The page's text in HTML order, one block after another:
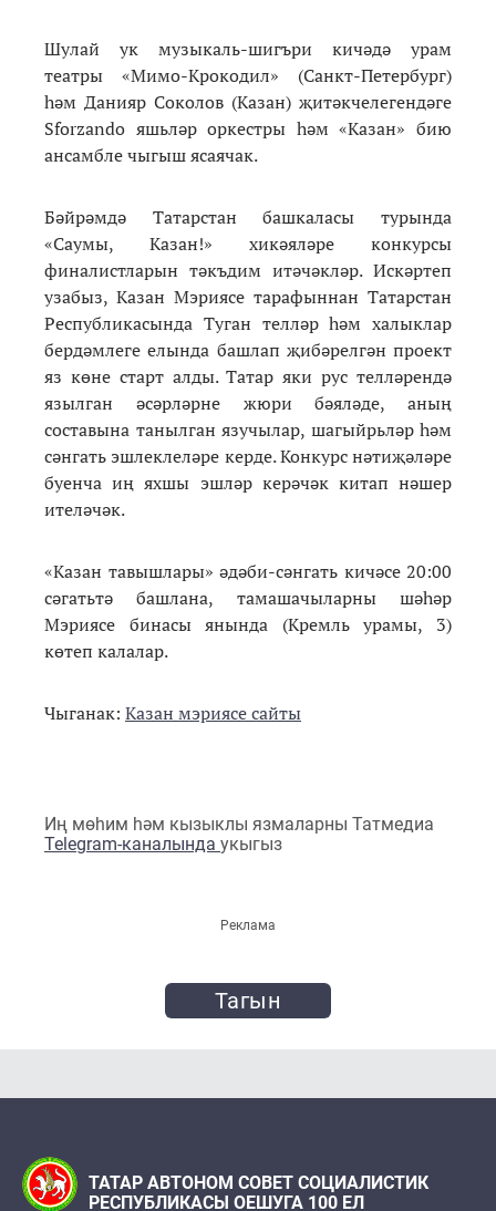
Шулай ук музыкаль-шигъри кичәдә урам
театры «Мимо-Крокодил» (Санкт-Петербург)
һәм Данияр Соколов (Казан) җитәкчелегендәге
Sforzando яшьләр оркестры һәм «Казан» бию
ансамбле чыгыш ясаячак.
Бәйрәмдә Татарстан башкаласы турында
«Саумы, Казан!» хикәяләре конкурсы
финалистларын тәкъдим итәчәкләр. Искәртеп
узабыз, Казан Мэриясе тарафыннан Татарстан
Республикасында Туган телләр һәм халыклар
бердәмлеге елында башлап җибәрелгән проект
яз көне старт алды. Татар яки рус телләрендә
язылган әсәрләрне жюри бәяләде, аның
составына танылган язучылар, шагыйрьләр һәм
сәнгать эшлеклеләре керде. Конкурс нәтиҗәләре
буенча иң яхшы эшләр керәчәк китап нәшер
ителәчәк.
«Казан тавышлары» әдәби-сәнгать кичәсе 20:00
сәгатьтә башлана, тамашачыларны шәһәр
Мэриясе бинасы янында (Кремль урамы, 3)
көтеп калалар.
Чыганак: Казан мэриясе сайты
Иң мөһим һәм кызыклы язмаларны Татмедиа
Telegram-каналында укыгыз
Реклама
Тагын
ТАТАР АВТОНОМ СОВЕТ СОЦИАЛИСТИК
РЕСПУБЛИКАСЫ ОЕШУГА 100 ЕЛ